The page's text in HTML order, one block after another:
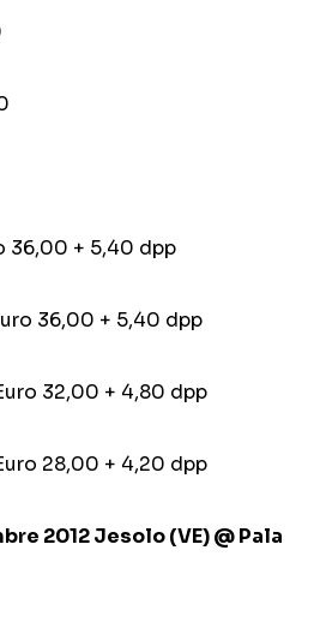
36,00 + 5,40 dpp
36,00 + 5,40 dpp
32,00 + 4,80 dpp
28,00 + 4,20 dpp
2012 Jesolo (VE) @ Pala